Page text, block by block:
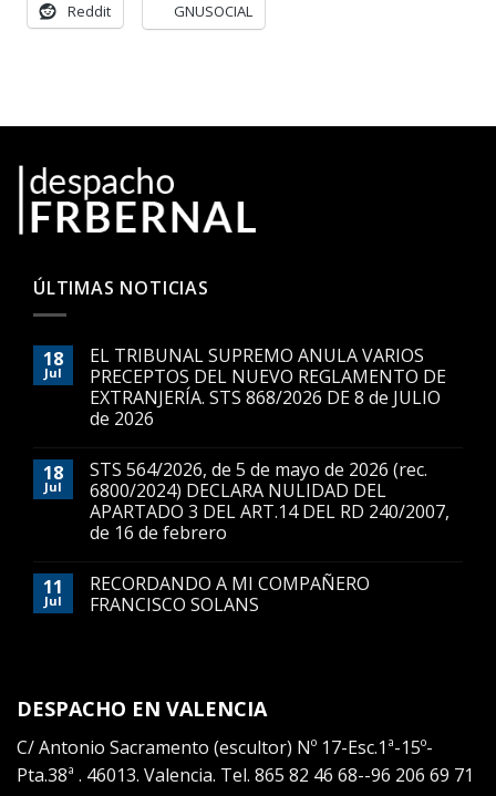
Reddit GNUSOCIAL
ÚLTIMAS NOTICIAS
18
Jul
EL TRIBUNAL SUPREMO ANULA VARIOS
PRECEPTOS DEL NUEVO REGLAMENTO DE
EXTRANJERÍA. STS 868/2026 DE 8 de JULIO
de 2026
18
Jul
STS 564/2026, de 5 de mayo de 2026 (rec.
6800/2024) DECLARA NULIDAD DEL
APARTADO 3 DEL ART.14 DEL RD 240/2007,
de 16 de febrero
11
Jul
RECORDANDO A MI COMPAÑERO
FRANCISCO SOLANS
DESPACHO EN VALENCIA
C/ Antonio Sacramento (escultor) Nº 17-Esc.1ª-15º-
Pta.38ª . 46013. Valencia. Tel. 865 82 46 68--96 206 69 71